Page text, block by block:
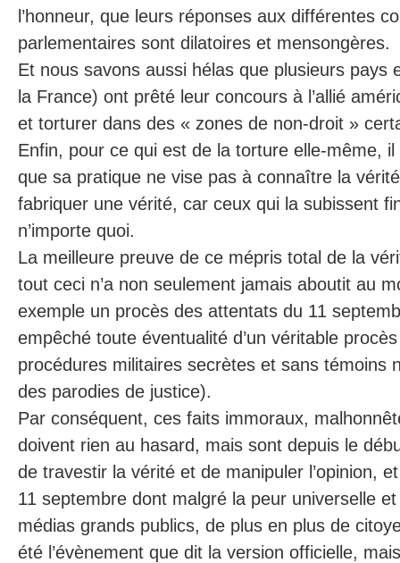
l’honneur, que leurs réponses aux différentes
parlementaires sont dilatoires et mensongères.
Et nous savons aussi hélas que plusieurs pays
la France) ont prêté leur concours à l’allié
et torturer dans des « zones de non-droit »
Enfin, pour ce qui est de la torture elle-même,
que sa pratique ne vise pas à connaître la
fabriquer une vérité, car ceux qui la subissent
n’importe quoi.
La meilleure preuve de ce mépris total de la
tout ceci n’a non seulement jamais aboutit au
exemple un procès des attentats du 11
empêché toute éventualité d’un véritable
procédures militaires secrètes et sans témoins
des parodies de justice).
Par conséquent, ces faits immoraux,
doivent rien au hasard, mais sont depuis le
de travestir la vérité et de manipuler l’opinion,
11 septembre dont malgré la peur universelle
médias grands publics, de plus en plus de
été l’évènement que dit la version officielle,